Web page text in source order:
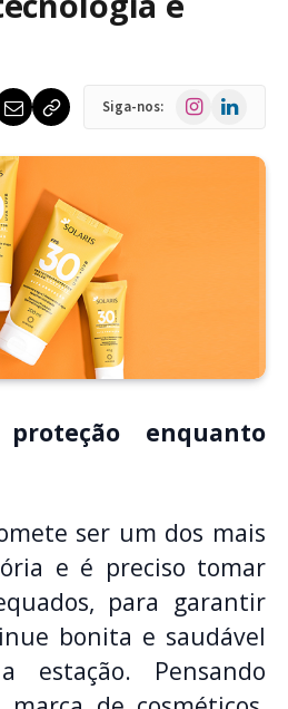
Siga-nos: InstagramLinkedIn
enquanto
ser um dos mais
e é preciso tomar
para garantir
bonita e saudável
estação. Pensando